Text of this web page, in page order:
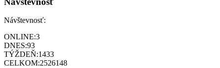
Návštevnosť:
ONLINE:3
DNES:93
TÝŽDEŇ:1433
CELKOM:2526148